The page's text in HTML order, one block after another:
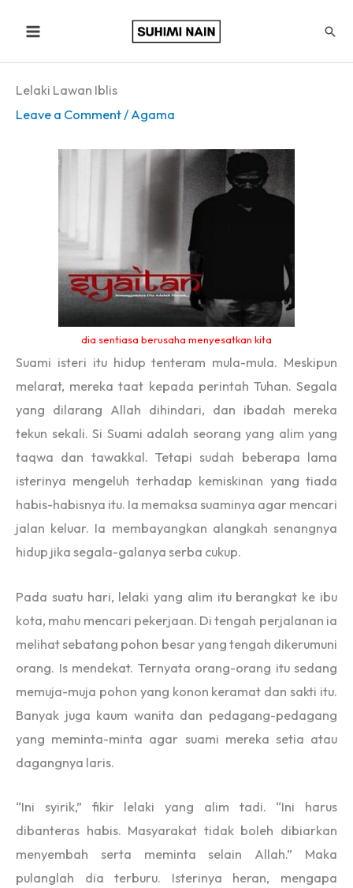
content
Lelaki Lawan Iblis
Leave a Comment / Agama
dia sentiasa berusaha menyesatkan kita
Suami isteri itu hidup tenteram mula-mula. Meskipun
melarat, mereka taat kepada perintah Tuhan. Segala
yang dilarang Allah dihindari, dan ibadah mereka
tekun sekali. Si Suami adalah seorang yang alim yang
taqwa dan tawakkal. Tetapi sudah beberapa lama
isterinya mengeluh terhadap kemiskinan yang tiada
habis-habisnya itu. Ia memaksa suaminya agar mencari
jalan keluar. Ia membayangkan alangkah senangnya
hidup jika segala-galanya serba cukup.
Pada suatu hari, lelaki yang alim itu berangkat ke ibu
kota, mahu mencari pekerjaan. Di tengah perjalanan ia
melihat sebatang pohon besar yang tengah dikerumuni
orang. Is mendekat. Ternyata orang-orang itu sedang
memuja-muja pohon yang konon keramat dan sakti itu.
Banyak juga kaum wanita dan pedagang-pedagang
yang meminta-minta agar suami mereka setia atau
dagangnya laris.
“Ini syirik,” fikir lelaki yang alim tadi. “Ini harus
dibanteras habis. Masyarakat tidak boleh dibiarkan
menyembah serta meminta selain Allah.” Maka
pulanglah dia terburu. Isterinya heran, mengapa